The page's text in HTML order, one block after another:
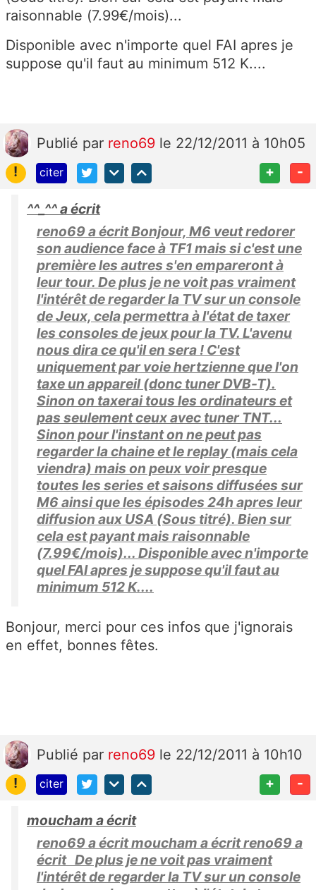
raisonnable (7.99€/mois)...
Disponible avec n'importe quel FAI apres je
suppose qu'il faut au minimum 512 K....
Publié par reno69 le 22/12/2011 à 10h05
!
citer + -
^^_^^ a écrit
reno69 a écrit Bonjour, M6 veut redorer
son audience face à TF1 mais si c'est une
première les autres s'en empareront à
leur tour. De plus je ne voit pas vraiment
l'intérêt de regarder la TV sur un console
de Jeux, cela permettra à l'état de taxer
les consoles de jeux pour la TV. L'avenu
nous dira ce qu'il en sera ! C'est
uniquement par voie hertzienne que l'on
taxe un appareil (donc tuner DVB-T).
Sinon on taxerai tous les ordinateurs et
pas seulement ceux avec tuner TNT...
Sinon pour l'instant on ne peut pas
regarder la chaine et le replay (mais cela
viendra) mais on peux voir presque
toutes les series et saisons diffusées sur
M6 ainsi que les épisodes 24h apres leur
diffusion aux USA (Sous titré). Bien sur
cela est payant mais raisonnable
(7.99€/mois)... Disponible avec n'importe
quel FAI apres je suppose qu'il faut au
minimum 512 K....
Bonjour, merci pour ces infos que j'ignorais
en effet, bonnes fêtes.
Publié par reno69 le 22/12/2011 à 10h10
!
citer + -
moucham a écrit
reno69 a écrit moucham a écrit reno69 a
écrit De plus je ne voit pas vraiment
l'intérêt de regarder la TV sur un console